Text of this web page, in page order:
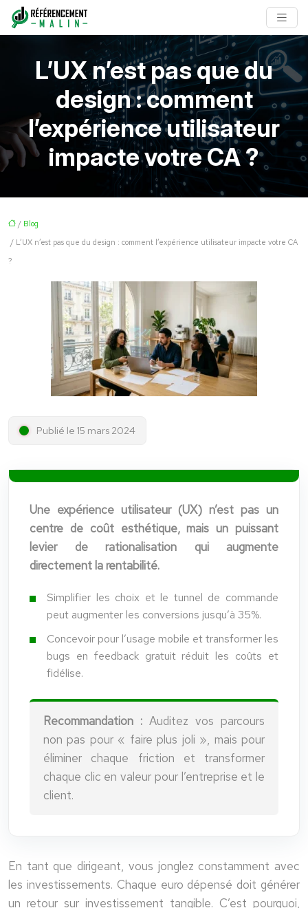
L’UX n’est pas que du
design : comment
l’expérience utilisateur
impacte votre CA ?
/ Blog
/ L’UX n’est pas que du design : comment l’expérience utilisateur impacte votre CA
?
Publié le 15 mars 2024
Une expérience utilisateur (UX) n’est pas un
centre de coût esthétique, mais un puissant
levier de rationalisation qui augmente
directement la rentabilité.
Simplifier les choix et le tunnel de commande
peut augmenter les conversions jusqu’à 35%.
Concevoir pour l’usage mobile et transformer les
bugs en feedback gratuit réduit les coûts et
fidélise.
Recommandation : Auditez vos parcours
non pas pour « faire plus joli », mais pour
éliminer chaque friction et transformer
chaque clic en valeur pour l’entreprise et le
client.
En tant que dirigeant, vous jonglez constamment avec
les investissements. Chaque euro dépensé doit générer
un retour sur investissement tangible. C’est pourquoi,